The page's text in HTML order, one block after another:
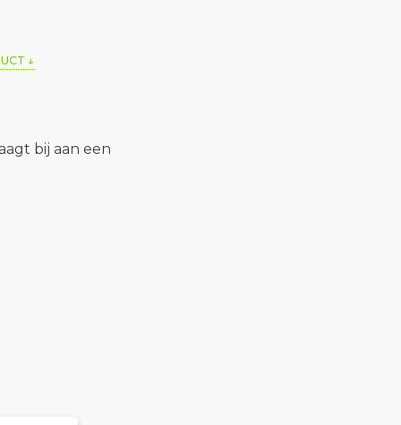
bij aan een